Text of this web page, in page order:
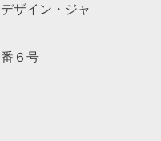
ザイン・ジャ
６号